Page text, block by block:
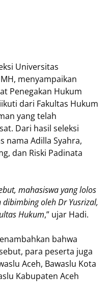
Universitas
menyampaikan
Penegakan Hukum
dari Fakultas Hukum
yang telah
Dari hasil seleksi
nama Adilla Syahra,
dan Riski Padinata
mahasiswa yang lolos
oleh Dr Yusrizal,
Hukum,” ujar Hadi.
bahwa
para peserta juga
Aceh, Bawaslu Kota
Kabupaten Aceh